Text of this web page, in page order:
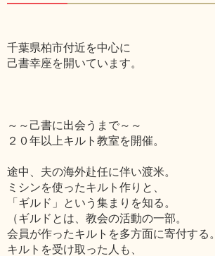
千葉県柏市付近を中心に
己書幸座を開いています。
～～己書に出会うまで～～
２０年以上キルト教室を開催。
途中、夫の海外赴任に伴い渡米。
ミシンを使ったキルト作りと、
「ギルド」という集まりを知る。
（ギルドとは、教会の活動の一部。
会員が作ったキルトを多方面に寄付する。
キルトを受け取った人も、